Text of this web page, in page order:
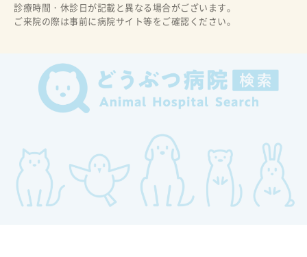
診療時間・休診日が記載と異なる場合がございます。
ご来院の際は事前に病院サイト等をご確認ください。